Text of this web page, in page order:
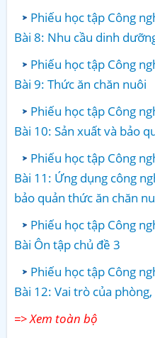
Phiếu học tập Công
Bài 8: Nhu cầu dinh
Phiếu học tập Công
Bài 9: Thức ăn chăn nuôi
Phiếu học tập Công
Bài 10: Sản xuất và bảo
Phiếu học tập Công
Bài 11: Ứng dụng công
bảo quản thức ăn chăn
Phiếu học tập Công
Bài Ôn tập chủ đề 3
Phiếu học tập Công
Bài 12: Vai trò của
=> Xem toàn bộ